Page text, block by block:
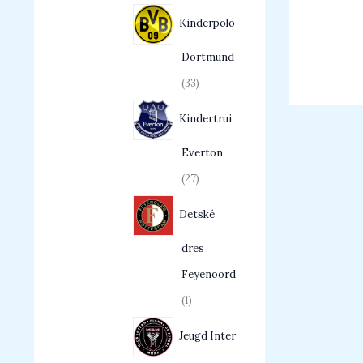
Kinderpolo
Dortmund
33
Kindertrui
Everton
27
Detské
dres
Feyenoord
1
Jeugd Inter